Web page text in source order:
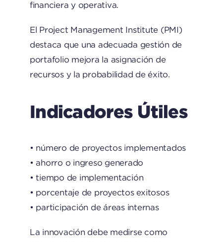
financiera y operativa.
El Project Management Institute (PMI)
destaca que una adecuada gestión de
portafolio mejora la asignación de
recursos y la probabilidad de éxito.
Indicadores Útiles
• número de proyectos implementados
• ahorro o ingreso generado
• tiempo de implementación
• porcentaje de proyectos exitosos
• participación de áreas internas
La innovación debe medirse como